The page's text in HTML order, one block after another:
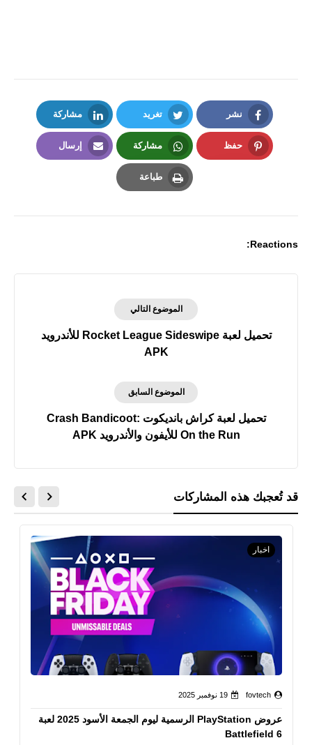
نشر
Facebook
تغريد
Twitter
مشاركة
LinkedIn
حفظ مشاركة
Whatsapp
إرسال
طباعة
Reactions:
الموضوع التالي
تحميل لعبة Rocket League Sideswipe للأندرويد
APK
الموضوع السابق
تحميل لعبة كراش بانديكوت Crash Bandicoot:
On the Run للأيفون والأندرويد APK
قد تُعجبك هذه المشاركات
اخبار
fovtech 19 نوفمبر 2025
عروض PlayStation الرسمية ليوم الجمعة الأسود 2025 لعبة
Battlefield 6